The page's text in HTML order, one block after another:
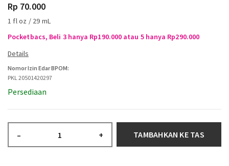
Rp 70.000
1 fl oz / 29 mL
Pocketbacs, Beli 3 hanya Rp190.000 atau 5 hanya Rp290.000
Nomor Izin Edar BPOM:
PKL 20501420297
Persediaan
– + TAMBAHKAN KE TAS